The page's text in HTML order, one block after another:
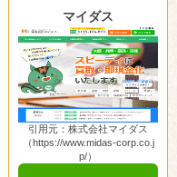
マイダス
引用元：株式会社マイダス
（https://www.midas-corp.co.j
p/）